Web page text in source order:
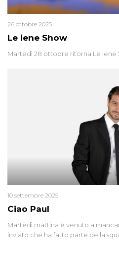
Le iene Show
26 ottobre 2025
Martedì 28 ottobre ritorna Le Iene
Ciao Paul
10 settembre 2025
Martedì mattina è venuto a
inviato che ha fatto parte della